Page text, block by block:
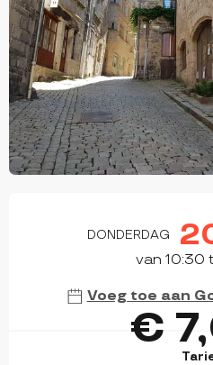
DONDERDAG
van 10:30
Voeg toe aan
€